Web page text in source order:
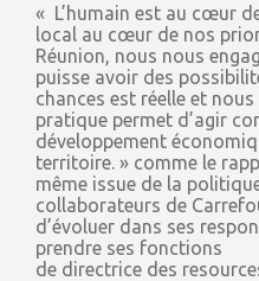
« L’humain est au cœur
local au cœur de nos
Réunion, nous nous
puisse avoir des
chances est réelle et
pratique permet d’agir
développement
territoire. » comme le
même issue de la
collaborateurs de
d’évoluer dans ses
prendre ses fonctions
de directrice des